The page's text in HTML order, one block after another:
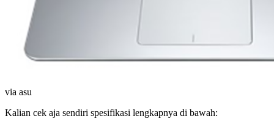
via asu
Kalian cek aja sendiri spesifikasi lengkapnya di bawah: